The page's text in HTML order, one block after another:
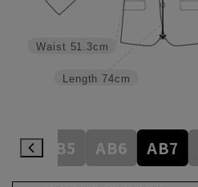
Length 74cm
Waist 51.3cm
AB5 AB6 AB7